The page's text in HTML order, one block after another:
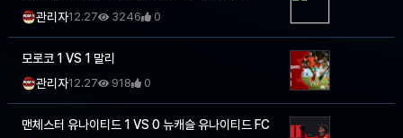
관리자12.27 3246 0
모로코 1 VS 1 말리
관리자12.27 918 0
맨체스터 유나이티드 1 VS 0 뉴캐슬 유나이티드 FC